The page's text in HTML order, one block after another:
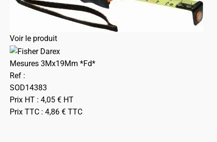
Voir le produit
Mesures 3Mx19Mm *Fd*
Ref :
SOD14383
Prix HT : 4,05 € HT
Prix TTC : 4,86 € TTC